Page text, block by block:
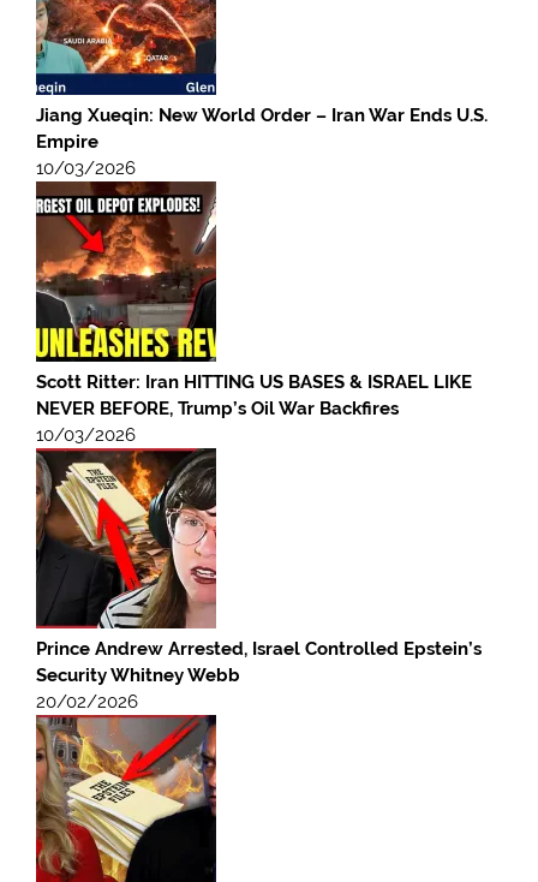
Jiang Xueqin: New World Order – Iran War Ends U.S.
Empire
10/03/2026
Scott Ritter: Iran HITTING US BASES & ISRAEL LIKE
NEVER BEFORE, Trump’s Oil War Backfires
10/03/2026
Prince Andrew Arrested, Israel Controlled Epstein’s
Security Whitney Webb
20/02/2026